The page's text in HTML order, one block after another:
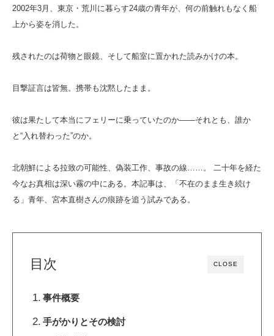
2002年3月、東京・荒川に暮らす24歳の青年が、何の前触れもなく船
上から姿を消した。
残されたのは荷物と眼鏡、そして船室に置かれた読みかけの本。
目撃証言は皆無。携帯も沈黙したまま。
彼は果たして本当にフェリーに乗っていたのか――それとも、誰か
と“入れ替わった”のか。
北朝鮮による拉致の可能性、偽装工作、事故の線……。 二十年を経た
今なお真相は深い霧の中にある。本記事は、「不在のまま生き続け
る」青年、宮本直樹さんの痕跡を追う試みである。
CLOSE
目次
事件概要
手がかりとその検討